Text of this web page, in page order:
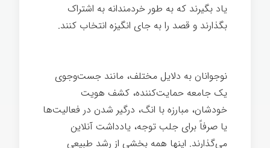
یاد بگیرند که به طور خردمندانه به اشتراک
بگذارند و قصد را به جای انگیزه انتخاب کنند.
نوجوانان به دلایل مختلف، مانند جست‌وجوی
یک جامعه حمایت‌کننده، کشف هویت
خودشان، مبارزه با انگ، درگیر شدن در فعالیت‌ها
یا صرفاً برای جلب توجه، یادداشت آنلاین
می‌گذارند. اینها همه بخشی از رشد طبیعی